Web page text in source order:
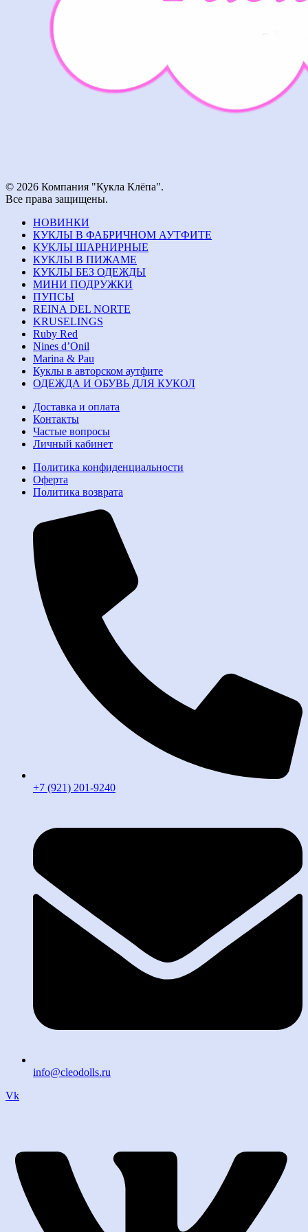
© 2026 Компания "Кукла Клёпа".
Все права защищены.
НОВИНКИ
КУКЛЫ В ФАБРИЧНОМ АУТФИТЕ
КУКЛЫ ШАРНИРНЫЕ
КУКЛЫ В ПИЖАМЕ
КУКЛЫ БЕЗ ОДЕЖДЫ
МИНИ ПОДРУЖКИ
ПУПСЫ
REINA DEL NORTE
KRUSELINGS
Ruby Red
Nines d’Onil
Marina & Pau
Куклы в авторском аутфите
ОДЕЖДА И ОБУВЬ ДЛЯ КУКОЛ
Доставка и оплата
Контакты
Частые вопросы
Личный кабинет
Политика конфиденциальности
Оферта
Политика возврата
+7 (921) 201-9240
info@cleodolls.ru
Vk